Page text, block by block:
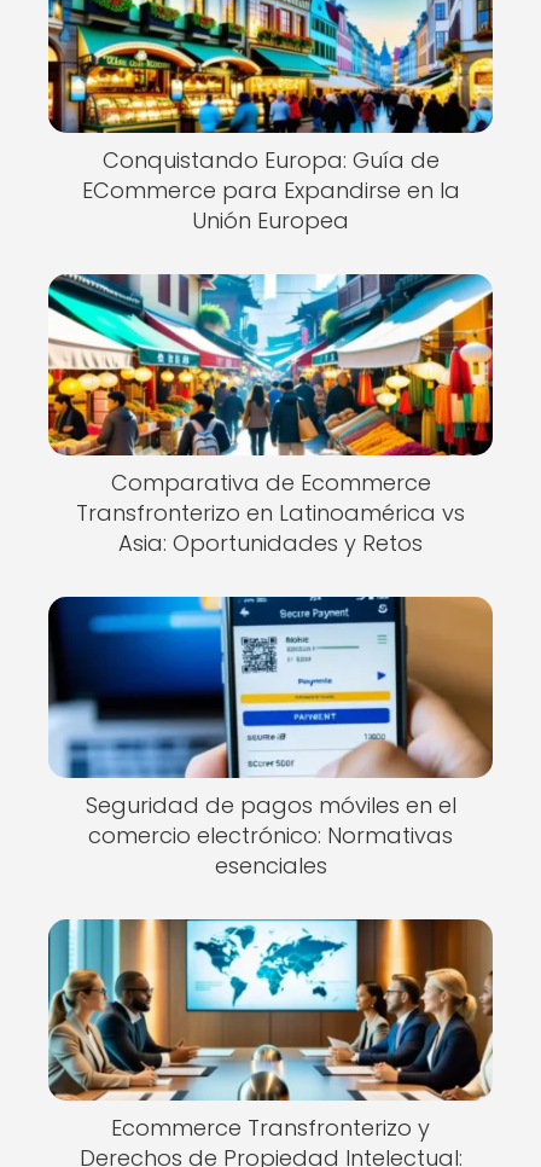
Conquistando Europa: Guía de
ECommerce para Expandirse en la
Unión Europea
Comparativa de Ecommerce
Transfronterizo en Latinoamérica vs
Asia: Oportunidades y Retos
Seguridad de pagos móviles en el
comercio electrónico: Normativas
esenciales
Ecommerce Transfronterizo y
Derechos de Propiedad Intelectual: